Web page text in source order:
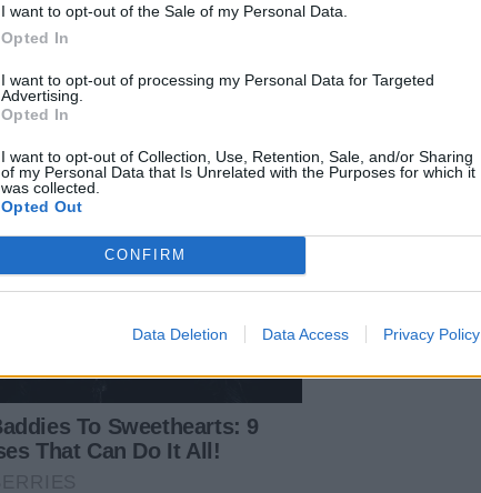
I want to opt-out of the Sale of my Personal Data.
Opted In
I want to opt-out of processing my Personal Data for Targeted
Advertising.
Opted In
I want to opt-out of Collection, Use, Retention, Sale, and/or Sharing
of my Personal Data that Is Unrelated with the Purposes for which it
was collected.
Opted Out
CONFIRM
Data Deletion Data Access Privacy Policy